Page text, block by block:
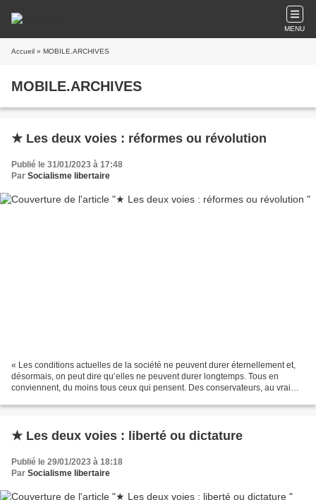
MENU
Accueil » MOBILE.ARCHIVES
MOBILE.ARCHIVES
★ Les deux voies : réformes ou révolution
Publié le 31/01/2023 à 17:48
Par Socialisme libertaire
« Les conditions actuelles de la société ne peuvent durer éternellement et,
désormais, on peut dire qu’elles ne peuvent durer longtemps. Tous en
conviennent, du moins tous ceux qui pensent. Des conservateurs, au vrai
★ Les deux voies : liberté ou dictature
Publié le 29/01/2023 à 18:18
Par Socialisme libertaire